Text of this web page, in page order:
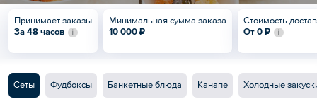
Принимает заказы
За 48 часов
Минимальная сумма заказа
10 000 ₽
Стоимость
От 0 ₽
Сеты Фудбоксы Банкетные блюда Канапе Холодные